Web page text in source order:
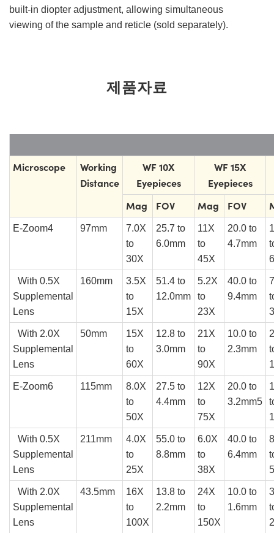
built-in diopter adjustment, allowing simultaneous
viewing of the sample and reticle (sold separately).
제품자료
Microscope
Working
Distance
WF 10X
Eyepieces
WF 15X
Eyepieces
Mag
FOV Mag FOV
E-Zoom4 97mm
7.0X
to
30X
25.7 to
6.0mm
11X
to
45X
20.0 to
4.7mm
With 0.5X
Supplemental
Lens
160mm
3.5X
to
15X
51.4 to
12.0mm
5.2X
to
23X
40.0 to
9.4mm
With 2.0X
Supplemental
Lens
50mm
15X
to
60X
12.8 to
3.0mm
21X
to
90X
10.0 to
2.3mm
E-Zoom6 115mm
8.0X
to
50X
27.5 to
4.4mm
12X
to
75X
20.0 to
3.2mm5
With 0.5X
Supplemental
Lens
211mm
4.0X
to
25X
55.0 to
8.8mm
6.0X
to
38X
40.0 to
6.4mm
With 2.0X
Supplemental
Lens
43.5mm
16X
to
100X
13.8 to
2.2mm
24X
to
150X
10.0 to
1.6mm